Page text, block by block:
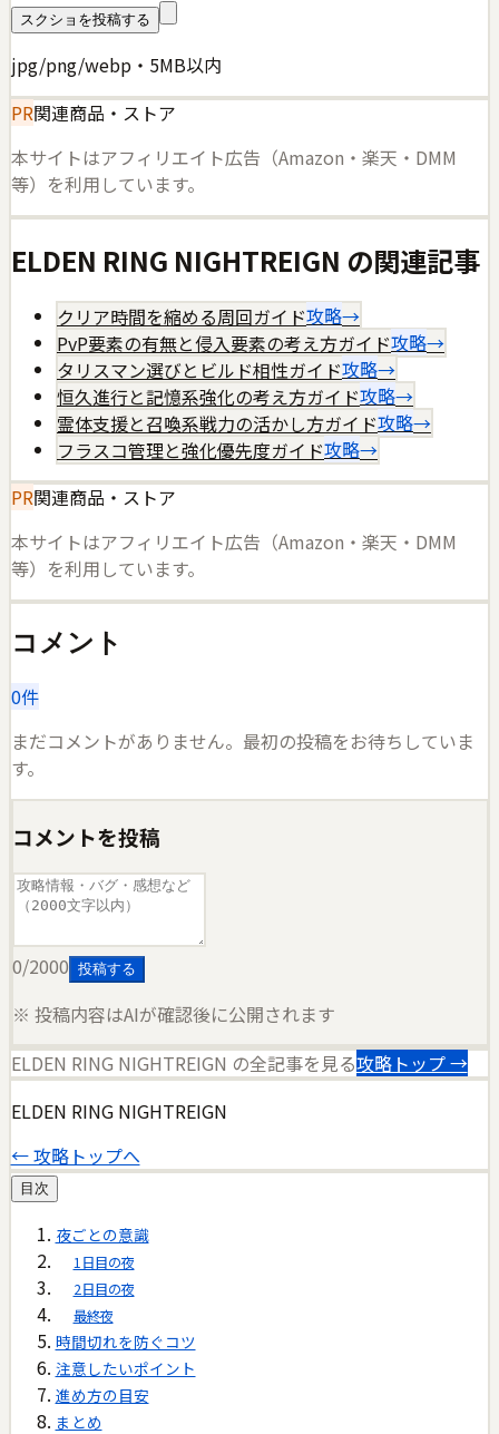
スクショを投稿する
jpg/png/webp・5MB以内
PR関連商品・ストア
本サイトはアフィリエイト広告（Amazon・楽天・DMM
等）を利用しています。
ELDEN RING NIGHTREIGN の関連記事
クリア時間を縮める周回ガイド攻略→
PvP要素の有無と侵入要素の考え方ガイド攻略→
タリスマン選びとビルド相性ガイド攻略→
恒久進行と記憶系強化の考え方ガイド攻略→
霊体支援と召喚系戦力の活かし方ガイド攻略→
フラスコ管理と強化優先度ガイド攻略→
PR関連商品・ストア
本サイトはアフィリエイト広告（Amazon・楽天・DMM
等）を利用しています。
コメント
0件
まだコメントがありません。最初の投稿をお待ちしていま
す。
コメントを投稿
0/2000 投稿する
※ 投稿内容はAIが確認後に公開されます
ELDEN RING NIGHTREIGN の全記事を見る攻略トップ →
ELDEN RING NIGHTREIGN
← 攻略トップへ
目次
夜ごとの意識
1日目の夜
2日目の夜
最終夜
時間切れを防ぐコツ
注意したいポイント
進め方の目安
まとめ